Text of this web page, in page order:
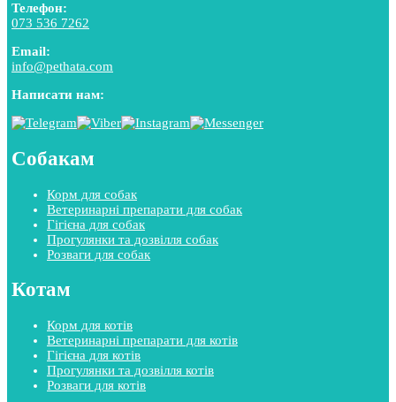
Телефон:
073 536 7262
Email:
info@pethata.com
Написати нам:
Собакам
Корм для собак
Ветеринарні препарати для собак
Гігієна для собак
Прогулянки та дозвілля собак
Розваги для собак
Котам
Корм для котів
Ветеринарні препарати для котів
Гігієна для котів
Прогулянки та дозвілля котів
Розваги для котів